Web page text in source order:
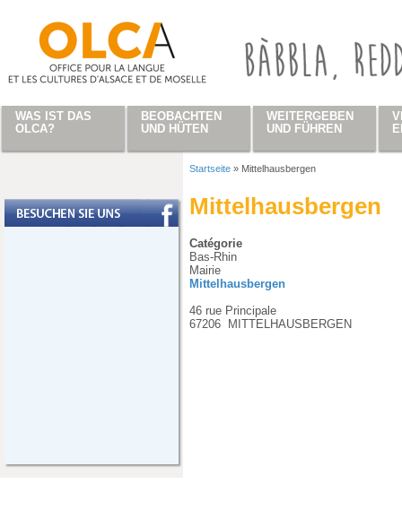
Startseite » Mittelhausbergen
Mittelhausbergen
Catégorie
Bas-Rhin
Mairie
Mittelhausbergen
46 rue Principale
67206
MITTELHAUSBERGEN
WAS IST DAS
OLCA?
BEOBACHTEN
UND HÜTEN
WEITERGEBEN
UND FÜHREN